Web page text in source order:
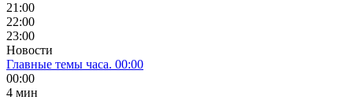
21:00
22:00
23:00
Новости
Главные темы часа. 00:00
00:00
4 мин